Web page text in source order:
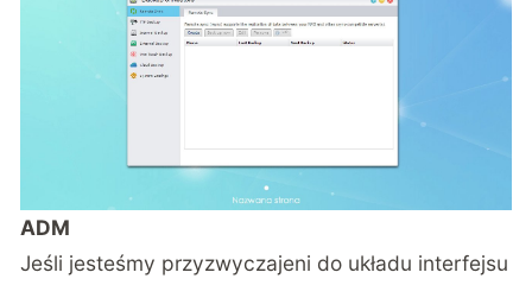
ADM
Jeśli jesteśmy przyzwyczajeni do układu interfejsu